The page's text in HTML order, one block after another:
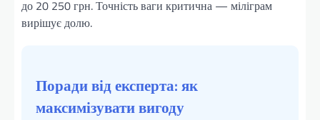
до 20 250 грн. Точність ваги критична — міліграм
вирішує долю.
Поради від експерта: як
максимізувати вигоду